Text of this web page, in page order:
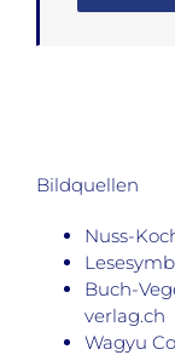
Bildquellen
Nuss-
Buch-
verlag.ch
Wagyu